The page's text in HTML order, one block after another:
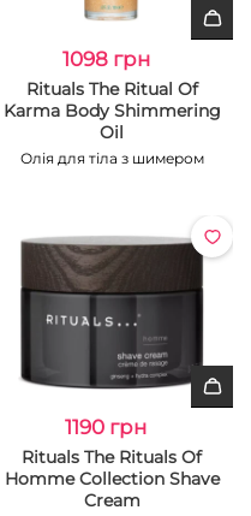
1098 грн
Rituals The Ritual Of
Karma Body Shimmering
Oil
Олія для тіла з шимером
1190 грн
Rituals The Rituals Of
Homme Collection Shave
Cream